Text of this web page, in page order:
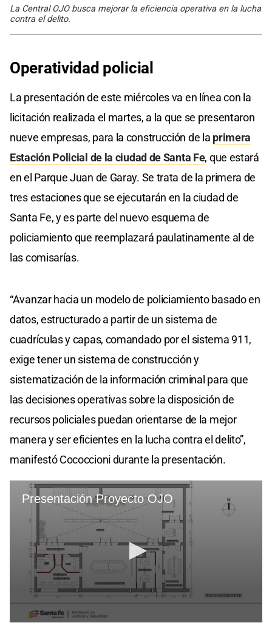
La Central OJO busca mejorar la eficiencia operativa en la lucha
contra el delito.
Operatividad policial
La presentación de este miércoles va en línea con la
licitación realizada el martes, a la que se presentaron
nueve empresas, para la construcción de la primera
Estación Policial de la ciudad de Santa Fe, que estará
en el Parque Juan de Garay. Se trata de la primera de
tres estaciones que se ejecutarán en la ciudad de
Santa Fe, y es parte del nuevo esquema de
policiamiento que reemplazará paulatinamente al de
las comisarías.
“Avanzar hacia un modelo de policiamiento basado en
datos, estructurado a partir de un sistema de
cuadrículas y capas, comandado por el sistema 911,
exige tener un sistema de construcción y
sistematización de la información criminal para que
las decisiones operativas sobre la disposición de
recursos policiales puedan orientarse de la mejor
manera y ser eficientes en la lucha contra el delito”,
manifestó Cococcioni durante la presentación.